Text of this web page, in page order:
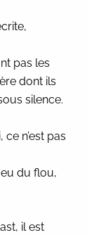
pas les
dont ils
silence.
ce n’est pas
du flou,
il est